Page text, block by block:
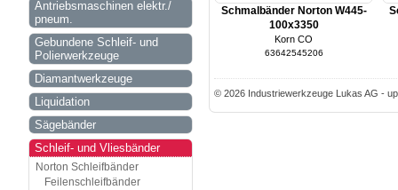
Antriebsmaschinen elektr./
pneum.
Gebundene Schleif- und
Polierwerkzeuge
Diamantwerkzeuge
Liquidation
Sägebänder
Schleif- und Vliesbänder
Norton Schleifbänder
Feilenschleifbänder
Schmalbänder Norton W445-
100x3350
Korn CO
63642545206
© 2026 Industriewerkzeuge Lukas AG -